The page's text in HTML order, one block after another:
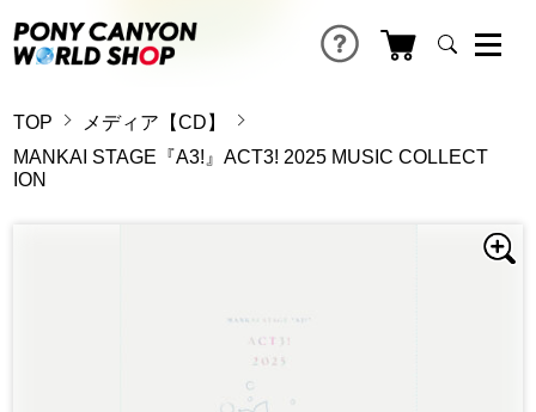
TOP
メディア【CD】
MANKAI STAGE『A3!』ACT3! 2025 MUSIC COLLECT
ION